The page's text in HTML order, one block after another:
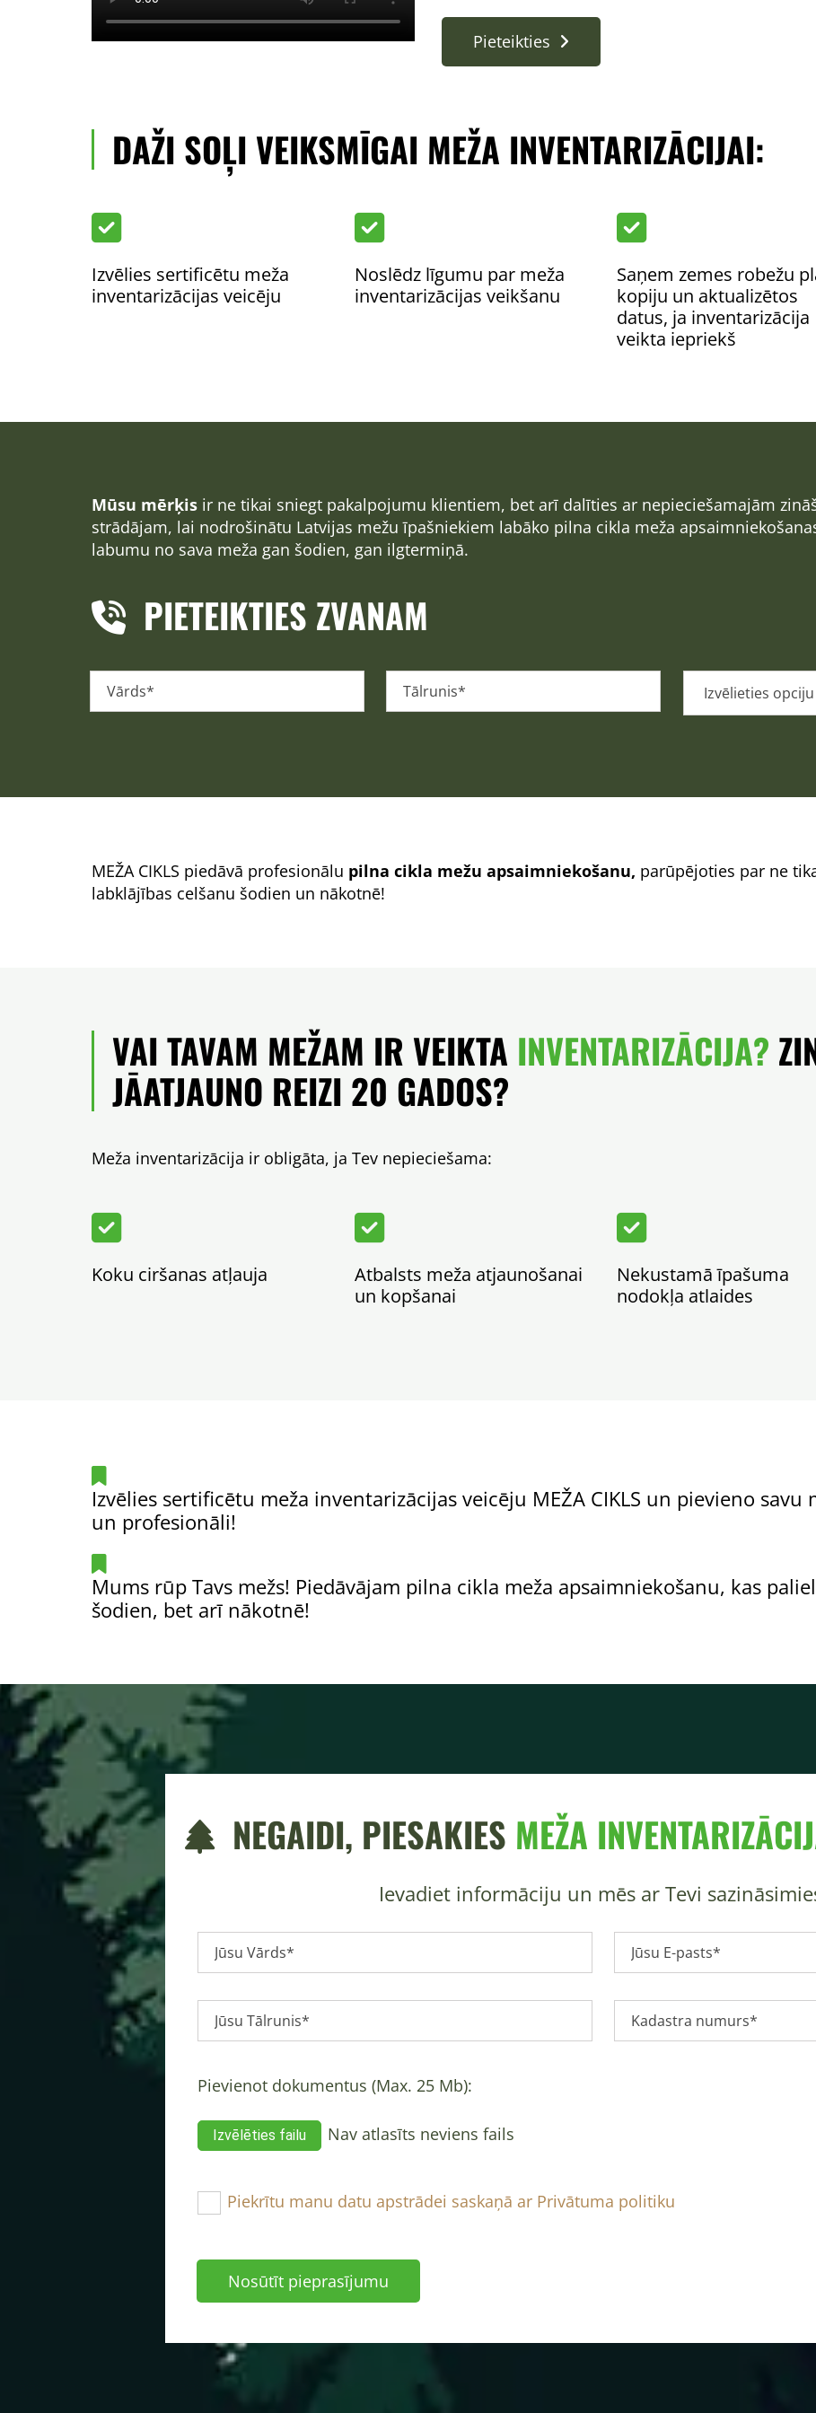
Pieteikties
DAŽI SOĻI VEIKSMĪGAI MEŽA INVENTARIZĀCIJAI:

Izvēlies sertificētu meža
inventarizācijas veicēju

Noslēdz līgumu par meža
inventarizācijas veikšanu

Saņem zemes robežu
kopiju un aktualizētos
datus, ja inventarizācija
veikta iepriekš
Mūsu mērķis ir ne tikai sniegt pakalpojumu klientiem, bet arī dalīties ar nepieciešamajām
strādājam, lai nodrošinātu Latvijas mežu īpašniekiem labāko pilna cikla meža
labumu no sava meža gan šodien, gan ilgtermiņā.
 PIETEIKTIES ZVANAM
MEŽA CIKLS piedāvā profesionālu pilna cikla mežu apsaimniekošanu, parūpējoties par ne
labklājības celšanu šodien un nākotnē!
VAI TAVAM MEŽAM IR VEIKTA INVENTARIZĀCIJA?
JĀATJAUNO REIZI 20 GADOS?
Meža inventarizācija ir obligāta, ja Tev nepieciešama:

Koku ciršanas atļauja

Atbalsts meža atjaunošanai
un kopšanai

Nekustamā īpašuma
nodokļa atlaides
Izvēlies sertificētu meža inventarizācijas veicēju MEŽA CIKLS un pievieno savu
un profesionāli!
Mums rūp Tavs mežs! Piedāvājam pilna cikla meža apsaimniekošanu, kas
šodien, bet arī nākotnē!
NEGAIDI, PIESAKIES MEŽA
Ievadiet informāciju un mēs ar Tevi
Pievienot dokumentus (Max. 25 Mb):
Izvēlēties failu Nav atlasīts neviens fails
Piekrītu manu datu apstrādei saskaņā ar Privātuma politiku